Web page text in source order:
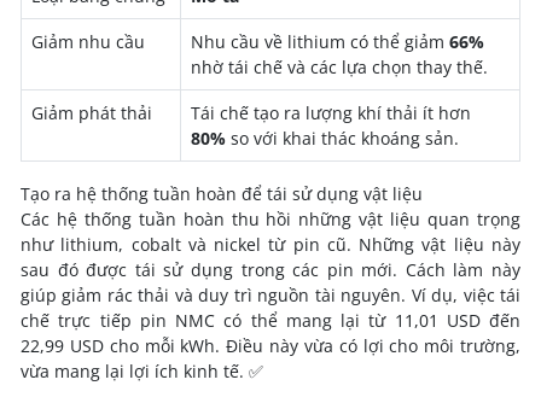
Giảm nhu cầu
Nhu cầu về lithium có thể giảm 66%
nhờ tái chế và các lựa chọn thay thế.
Giảm phát thải
Tái chế tạo ra lượng khí thải ít hơn
80% so với khai thác khoáng sản.
Tạo ra hệ thống tuần hoàn để tái sử dụng vật liệu
Các hệ thống tuần hoàn thu hồi những vật liệu quan trọng
như lithium, cobalt và nickel từ pin cũ. Những vật liệu này
sau đó được tái sử dụng trong các pin mới. Cách làm này
giúp giảm rác thải và duy trì nguồn tài nguyên. Ví dụ, việc tái
chế trực tiếp pin NMC có thể mang lại từ 11,01 USD đến
22,99 USD cho mỗi kWh. Điều này vừa có lợi cho môi trường,
vừa mang lại lợi ích kinh tế. ✅